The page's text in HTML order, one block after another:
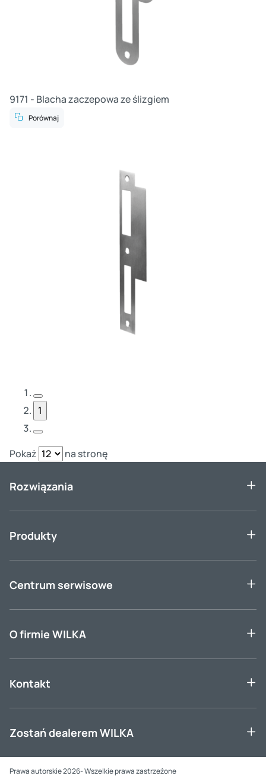
9171 - Blacha zaczepowa ze ślizgiem
Porównaj
Poprzednia strona
1
Pokaż
na stronę
Rozwiązania
Produkty
Centrum serwisowe
O firmie WILKA
Kontakt
Zostań dealerem WILKA
Prawa autorskie 2026- Wszelkie prawa zastrzeżone